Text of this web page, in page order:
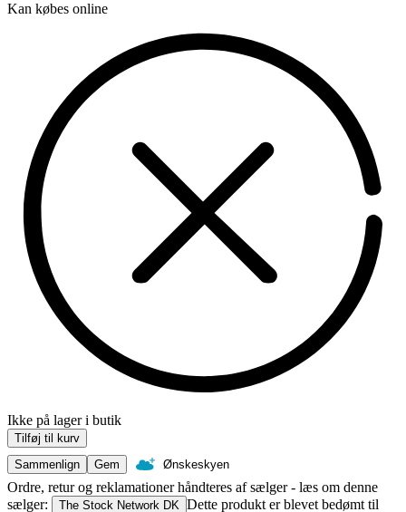
Kan købes online
Ikke på lager i butik
Tilføj til kurv
Sammenlign
Gem Ønskeskyen
Ordre, retur og reklamationer håndteres af sælger - læs om denne
sælger:
The Stock Network DK Dette produkt er blevet bedømt til